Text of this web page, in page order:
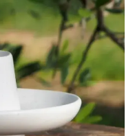
Motxilla Stivibags
149,00 €